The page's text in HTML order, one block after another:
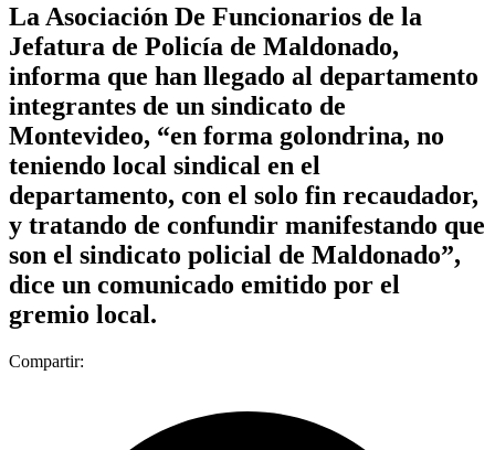
La Asociación De Funcionarios de la
Jefatura de Policía de Maldonado,
informa que han llegado al departamento
integrantes de un sindicato de
Montevideo, “en forma golondrina, no
teniendo local sindical en el
departamento, con el solo fin recaudador,
y tratando de confundir manifestando que
son el sindicato policial de Maldonado”,
dice un comunicado emitido por el
gremio local.
Compartir: